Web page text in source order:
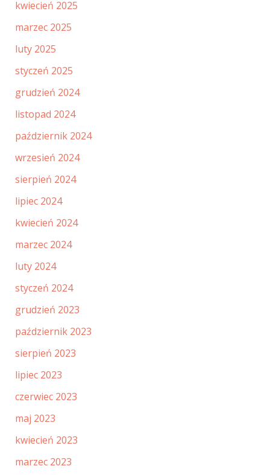
kwiecień 2025
marzec 2025
luty 2025
styczeń 2025
grudzień 2024
listopad 2024
październik 2024
wrzesień 2024
sierpień 2024
lipiec 2024
kwiecień 2024
marzec 2024
luty 2024
styczeń 2024
grudzień 2023
październik 2023
sierpień 2023
lipiec 2023
czerwiec 2023
maj 2023
kwiecień 2023
marzec 2023